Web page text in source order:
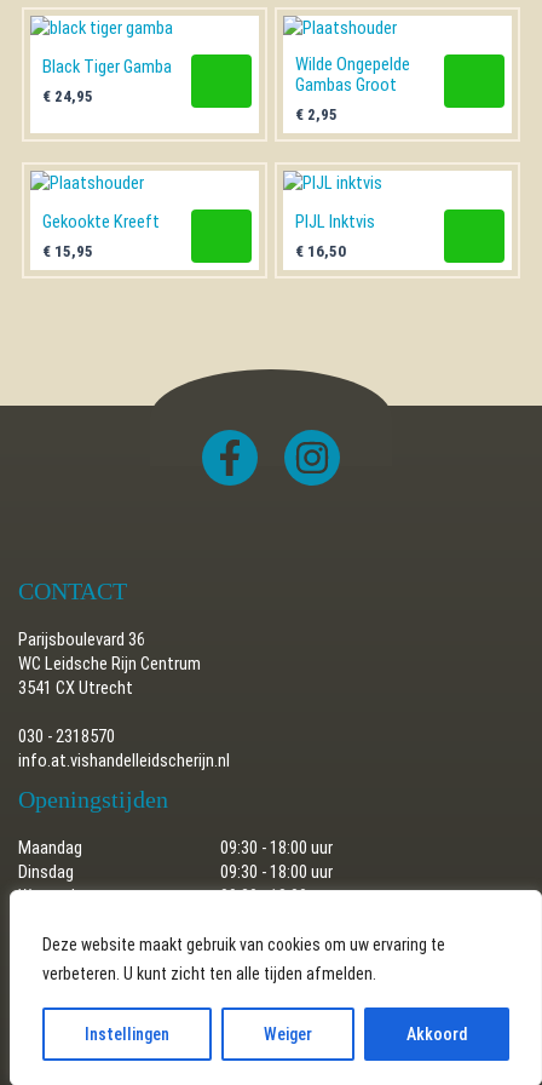
Deze website maakt gebruik van cookies om uw ervaring te
verbeteren. U kunt zicht ten alle tijden afmelden.
Instellingen Weiger Akkoord
Black Tiger Gamba
€ 24,95
Wilde Ongepelde
Gambas Groot
€ 2,95
Gekookte Kreeft
€ 15,95
PIJL Inktvis
€ 16,50
CONTACT
Parijsboulevard 36
WC Leidsche Rijn Centrum
3541 CX Utrecht
030 - 2318570
info.at.vishandelleidscherijn.nl
Openingstijden
Maandag
09:30 - 18:00 uur
Dinsdag
09:30 - 18:00 uur
Woensdag
09:30 - 18:00 uur
Vrijdag
09:30 - 18:00 uur
Zaterdag
09:30 - 17:30 uur